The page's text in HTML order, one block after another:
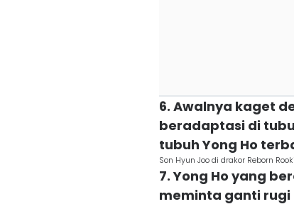
6. Awalnya kaget
beradaptasi di
tubuh Yong Ho
Son Hyun Joo di drakor Reborn
7. Yong Ho yang
meminta ganti